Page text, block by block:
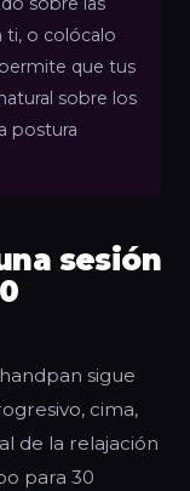
ti, o colócalo
que tus
sobre los
postura
sesión
sigue
cima,
de la relajación
para 30